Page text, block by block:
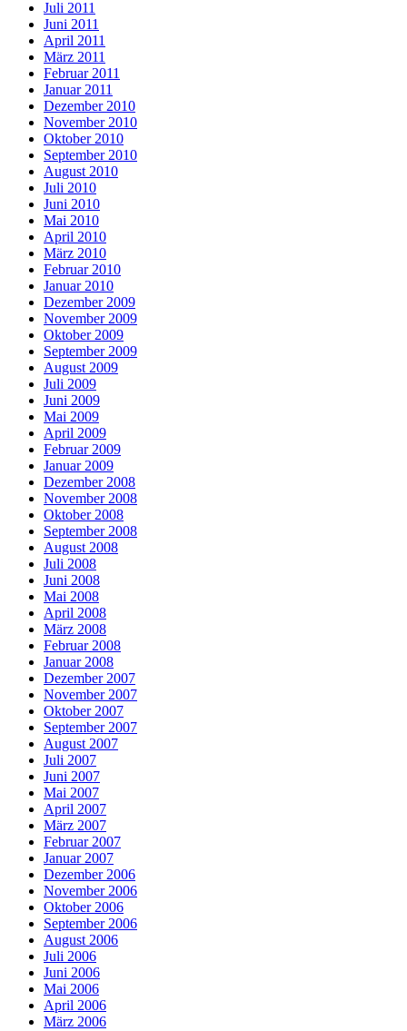
Juli 2011
Juni 2011
April 2011
März 2011
Februar 2011
Januar 2011
Dezember 2010
November 2010
Oktober 2010
September 2010
August 2010
Juli 2010
Juni 2010
Mai 2010
April 2010
März 2010
Februar 2010
Januar 2010
Dezember 2009
November 2009
Oktober 2009
September 2009
August 2009
Juli 2009
Juni 2009
Mai 2009
April 2009
Februar 2009
Januar 2009
Dezember 2008
November 2008
Oktober 2008
September 2008
August 2008
Juli 2008
Juni 2008
Mai 2008
April 2008
März 2008
Februar 2008
Januar 2008
Dezember 2007
November 2007
Oktober 2007
September 2007
August 2007
Juli 2007
Juni 2007
Mai 2007
April 2007
März 2007
Februar 2007
Januar 2007
Dezember 2006
November 2006
Oktober 2006
September 2006
August 2006
Juli 2006
Juni 2006
Mai 2006
April 2006
März 2006